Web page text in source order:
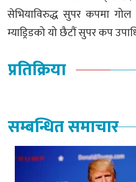
सेभियाविरुद्ध सुपर कपमा
म्याड्रिडको यो छैटौं सुपर कप
प्रतिक्रिया
सम्बन्धित समाचार